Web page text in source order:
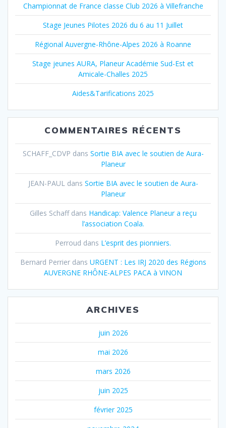
Championnat de France classe Club 2026 à Villefranche
Stage Jeunes Pilotes 2026 du 6 au 11 Juillet
Régional Auvergne-Rhône-Alpes 2026 à Roanne
Stage jeunes AURA, Planeur Académie Sud-Est et
Amicale-Challes 2025
Aides&Tarifications 2025
COMMENTAIRES RÉCENTS
SCHAFF_CDVP dans Sortie BIA avec le soutien de Aura-
Planeur
JEAN-PAUL dans Sortie BIA avec le soutien de Aura-
Planeur
Gilles Schaffdans Handicap: Valence Planeur a reçu
l’association Coala.
Perroud dans L’esprit des pionniers.
Bernard Perrierdans URGENT : Les IRJ 2020 des Régions
AUVERGNE RHÔNE-ALPES PACA à VINON
ARCHIVES
juin 2026
mai 2026
mars 2026
juin 2025
février 2025